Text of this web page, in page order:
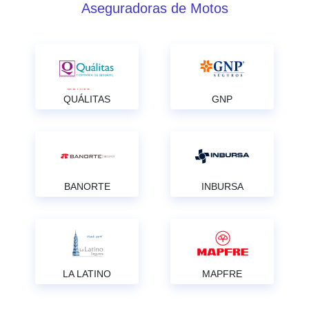
Aseguradoras de Motos
QUÁLITAS GNP
BANORTE INBURSA
LA LATINO MAPFRE